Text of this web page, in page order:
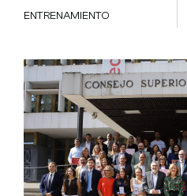
ENTRENAMIENTO